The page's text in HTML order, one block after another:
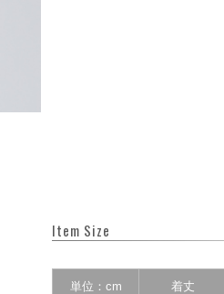
Item Size
単位：cm 着丈